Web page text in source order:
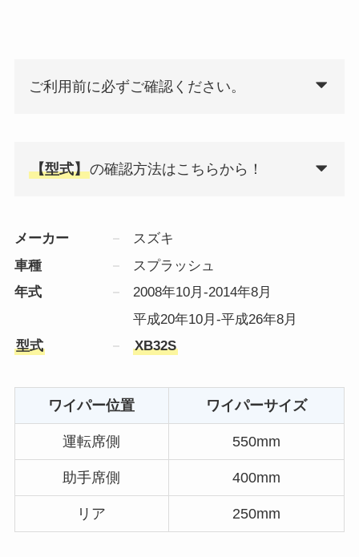
ご利用前に必ずご確認ください。
【型式】の確認方法はこちらから！
メーカー
スズキ
車種
スプラッシュ
年式
2008年10月-2014年8月
平成20年10月-平成26年8月
型式
XB32S
ワイパー位置 ワイパーサイズ
運転席側 550mm
助手席側 400mm
リア 250mm